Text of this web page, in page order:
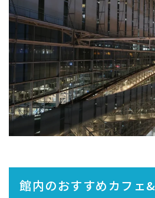
館内のおすすめカフェ